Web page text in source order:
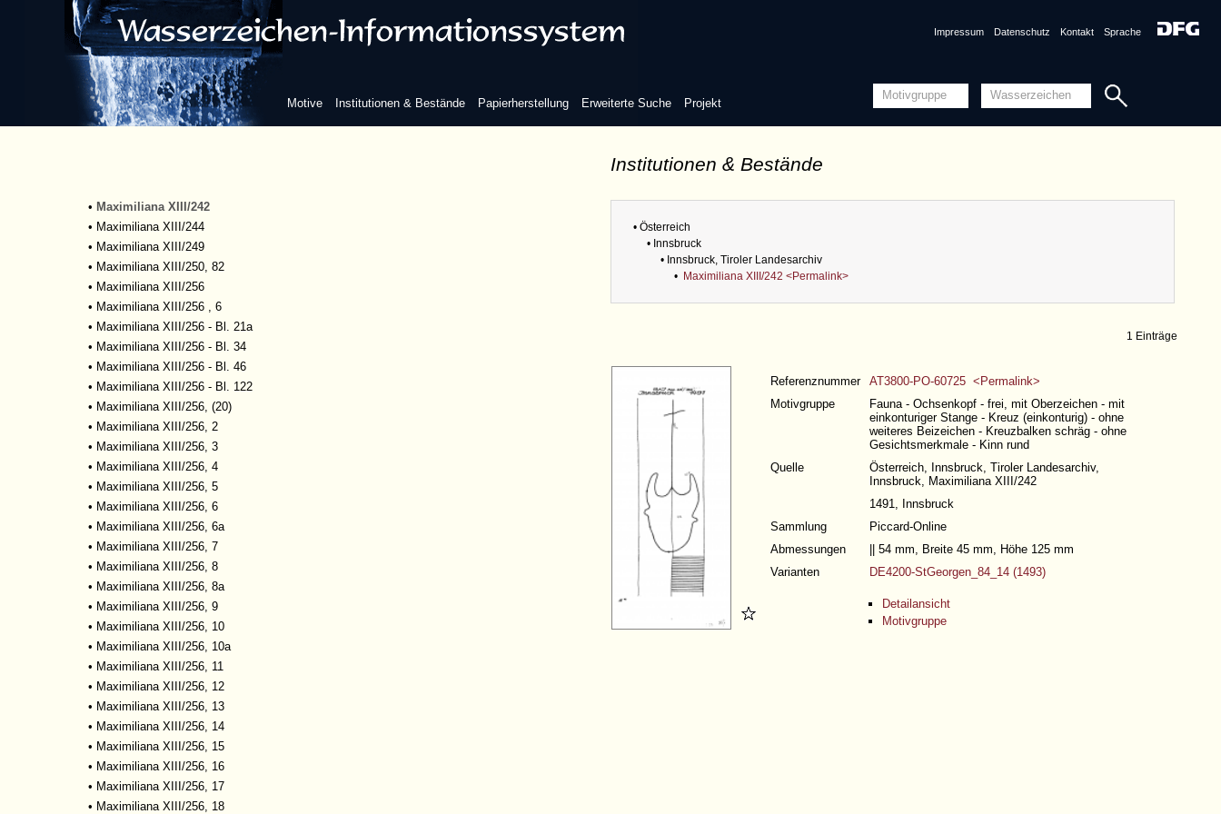
Motive Institutionen & Bestände Papierherstellung Erweiterte Suche Projekt
Impressum Datenschutz Kontakt Sprache
Institutionen & Bestände
•Maximiliana XIII, Bl. 417
•Maximiliana XIII, Bl. 474
•Maximiliana XIII - Bl. 318
•Maximiliana XIII - Bl. 362
•Maximiliana XIII/6
•Maximiliana XIII/11
•Maximiliana XIII/30
• Maximiliana XIII/242
• Maximiliana XIII/244
• Maximiliana XIII/249
• Maximiliana XIII/250, 82
• Maximiliana XIII/256
• Maximiliana XIII/256 , 6
• Maximiliana XIII/256 - Bl. 21a
• Maximiliana XIII/256 - Bl. 34
• Maximiliana XIII/256 - Bl. 46
• Maximiliana XIII/256 - Bl. 122
• Maximiliana XIII/256, (20)
• Maximiliana XIII/256, 2
• Maximiliana XIII/256, 3
• Maximiliana XIII/256, 4
• Maximiliana XIII/256, 5
• Maximiliana XIII/256, 6
• Maximiliana XIII/256, 6a
• Maximiliana XIII/256, 7
• Maximiliana XIII/256, 8
• Maximiliana XIII/256, 8a
• Maximiliana XIII/256, 9
• Maximiliana XIII/256, 10
• Maximiliana XIII/256, 10a
• Maximiliana XIII/256, 11
• Maximiliana XIII/256, 12
• Maximiliana XIII/256, 13
• Maximiliana XIII/256, 14
• Maximiliana XIII/256, 15
• Maximiliana XIII/256, 16
• Maximiliana XIII/256, 17
• Maximiliana XIII/256, 18
• Österreich
• Innsbruck
• Innsbruck, Tiroler Landesarchiv
• Maximiliana XIII/242 <Permalink>
1 Einträge
Referenznummer
AT3800-PO-60725 <Permalink>
Motivgruppe
Fauna - Ochsenkopf - frei, mit Oberzeichen - mit
einkonturiger Stange - Kreuz (einkonturig) - ohne
weiteres Beizeichen - Kreuzbalken schräg - ohne
Gesichtsmerkmale - Kinn rund
Quelle
Österreich, Innsbruck, Tiroler Landesarchiv,
Innsbruck, Maximiliana XIII/242
1491, Innsbruck
Sammlung
Piccard-Online
Abmessungen
|| 54 mm, Breite 45 mm, Höhe 125 mm
Varianten
DE4200-StGeorgen_84_14 (1493)
Detailansicht
Motivgruppe